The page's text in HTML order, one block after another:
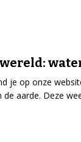
wereld:
je op onze
de aarde. Deze